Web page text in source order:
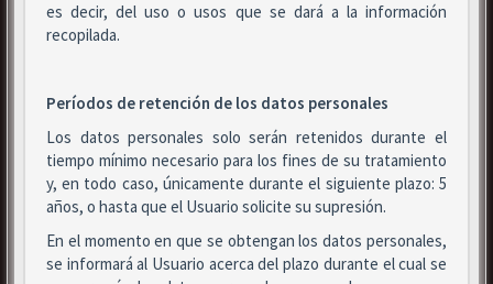
es decir, del uso o usos que se dará a la información
recopilada.
Períodos de retención de los datos personales
Los datos personales solo serán retenidos durante el
tiempo mínimo necesario para los fines de su tratamiento
y, en todo caso, únicamente durante el siguiente plazo: 5
años, o hasta que el Usuario solicite su supresión.
En el momento en que se obtengan los datos personales,
se informará al Usuario acerca del plazo durante el cual se